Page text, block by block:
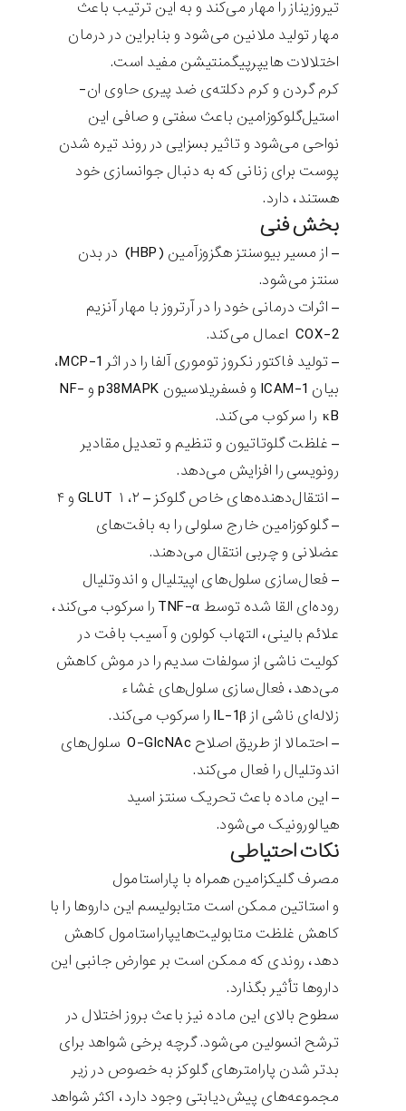
تیروزیناز را مهار می‌کند و به این ترتیب باعث
مهار تولید ملانین می‌شود و بنابراین در درمان
اختلالات هایپرپیگمنتیشن مفید است.
کرم گردن و کرم دکلته‌ی ضد پیری حاوی ان-
استیل‌گلوکوزامین باعث سفتی و صافی این
نواحی می‌شود و تاثیر بسزایی در روند تیره شدن
پوست برای زنانی که به دنبال جوانسازی خود
هستند، دارد.
بخش فنی
– از مسیر بیوسنتز هگزوزآمین (HBP) در بدن
سنتز می‌شود.
– اثرات درمانی خود را در آرتروز با مهار آنزیم
COX-2 اعمال می‌کند.
– تولید فاکتور نکروز توموری آلفا را در اثر MCP-1،
بیان ICAM-1 و فسفریلاسیون p38MAPK و NF-
κB را سرکوب می‌کند.
– غلظت گلوتاتیون و تنظیم و تعدیل مقادیر
رونویسی را افزایش می‌دهد.
– انتقال‌دهنده‌های خاص گلوکز – GLUT ۱ ،۲ و ۴
– گلوکوزامین خارج سلولی را به بافت‌های
عضلانی و چربی انتقال می‌دهند.
– فعال‌سازی سلول‌های اپیتلیال و اندوتلیال
روده‌ای القا شده توسط TNF-α را سرکوب می‌کند،
علائم بالینی، التهاب کولون و آسیب بافت در
کولیت ناشی از سولفات سدیم را در موش کاهش
می‌دهد، فعال‌سازی سلول‌های غشاء
زلاله‌ای ناشی از IL-1β را سرکوب می‌کند.
– احتمالا از طریق اصلاح O-GlcNAc سلول‌های
اندوتلیال را فعال می‌کند.
– این ماده باعث تحریک سنتز اسید
هیالورونیک می‌شود.
نکات احتیاطی
مصرف گلیکزامین همراه با پاراستامول
و استاتین ممکن است متابولیسم این داروها را با
کاهش غلظت متابولیت‌هایپاراستامول کاهش
دهد، روندی که ممکن است بر عوارض جانبی این
داروها تأثیر بگذارد.
سطوح بالای این ماده نیز باعث بروز اختلال در
ترشح انسولین می‌شود. گرچه برخی شواهد برای
بدتر شدن پارامترهای گلوکز به خصوص در زیر
مجموعه‌های پیش‌دیابتی وجود دارد، اکثر شواهد